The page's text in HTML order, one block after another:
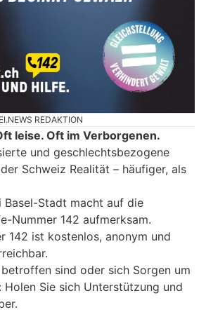
REDAKTION
leise. Oft im Verborgenen.
und geschlechtsbezogene
Schweiz Realität – häufiger, als
Basel-Stadt macht auf die
Nummer 142 aufmerksam.
142 ist kostenlos, anonym und
sind oder sich Sorgen um
Holen Sie sich Unterstützung und